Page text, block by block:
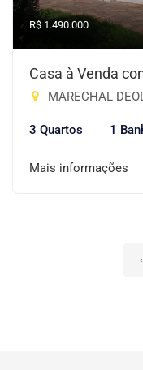
R$ 1.490.000
Casa à Venda
MARECHAL
3 Quartos 1
Mais informações
‹